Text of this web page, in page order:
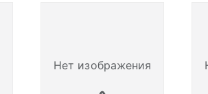
Нет изображения